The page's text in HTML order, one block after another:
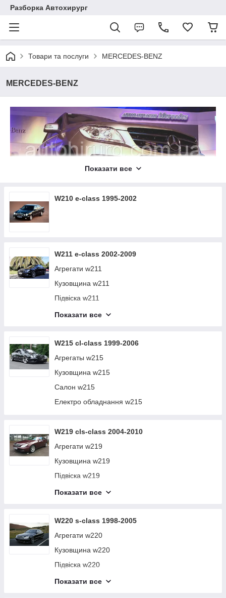
Разборка Автохирург
Товари та послуги MERCEDES-BENZ
MERCEDES-BENZ
величезний каталог б/у запчастин для ексклюзивних
мерседесів. Чому саме "Автохирург"? - Та тому що тільки у
нас можна придбати оригінальні б/в запчастини Mercedes-
(оплата при отриманні).
Показати все
W210 e-class 1995-2002
W211 e-class 2002-2009
Агрегати w211
Кузовщина w211
Підвіска w211
Салон w211
Показати все
W215 cl-class 1999-2006
Агрегаты w215
Кузовщина w215
Салон w215
Електро обладнання w215
W219 cls-class 2004-2010
Агрегати w219
Кузовщина w219
Підвіска w219
Салон w219
Показати все
W220 s-class 1998-2005
Агрегати w220
Кузовщина w220
Підвіска w220
Салон w220
Показати все